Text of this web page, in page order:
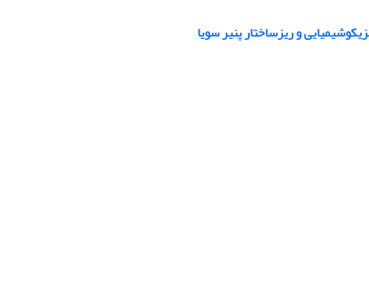
و ریزساختار پنیر سویا